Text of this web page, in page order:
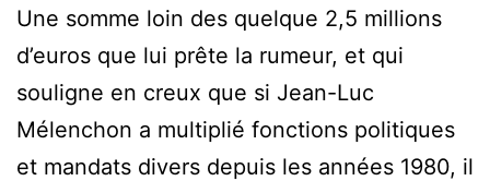
Une somme loin des quelque 2,5 millions
d’euros que lui prête la rumeur, et qui
souligne en creux que si Jean-Luc
Mélenchon a multiplié fonctions politiques
et mandats divers depuis les années 1980, il